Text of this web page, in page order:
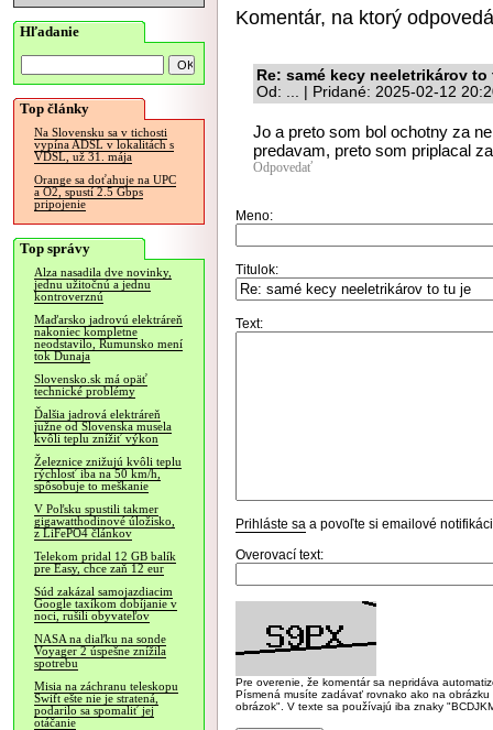
Hľadanie
Top články
Na Slovensku sa v tichosti
vypína ADSL v lokalitách s
VDSL, už 31. mája
Orange sa doťahuje na UPC
a O2, spustí 2.5 Gbps
pripojenie
Top správy
Alza nasadila dve novinky,
jednu užitočnú a jednu
kontroverznú
Maďarsko jadrovú elektráreň
nakoniec kompletne
neodstavilo, Rumunsko mení
tok Dunaja
Slovensko.sk má opäť
technické problémy
Ďalšia jadrová elektráreň
južne od Slovenska musela
kvôli teplu znížiť výkon
Železnice znižujú kvôli teplu
rýchlosť iba na 50 km/h,
spôsobuje to meškanie
V Poľsku spustili takmer
gigawatthodinové úložisko,
z LiFePO4 článkov
Telekom pridal 12 GB balík
pre Easy, chce zaň 12 eur
Súd zakázal samojazdiacim
Google taxíkom dobíjanie v
noci, rušili obyvateľov
NASA na diaľku na sonde
Voyager 2 úspešne znížila
spotrebu
Misia na záchranu teleskopu
Swift ešte nie je stratená,
podarilo sa spomaliť jej
otáčanie
Komentár, na ktorý
Re: samé kecy neeletrikárov to
Od: ... | Pridané: 2025-02-12
Jo a preto som bol ochotny za
predavam, preto som priplacal
Odpovedať
Meno:
Titulok:
Text:
Prihláste sa a povoľte si emailové
Overovací text:
Pre overenie, že komentár sa nepridáva
Písmená musíte zadávať rovnako ako na
obrázok". V texte sa používajú iba znaky